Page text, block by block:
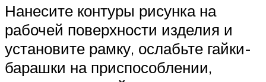
Нанесите контуры рисунка на
рабочей поверхности изделия и
установите рамку, ослабьте гайки-
барашки на приспособлении,